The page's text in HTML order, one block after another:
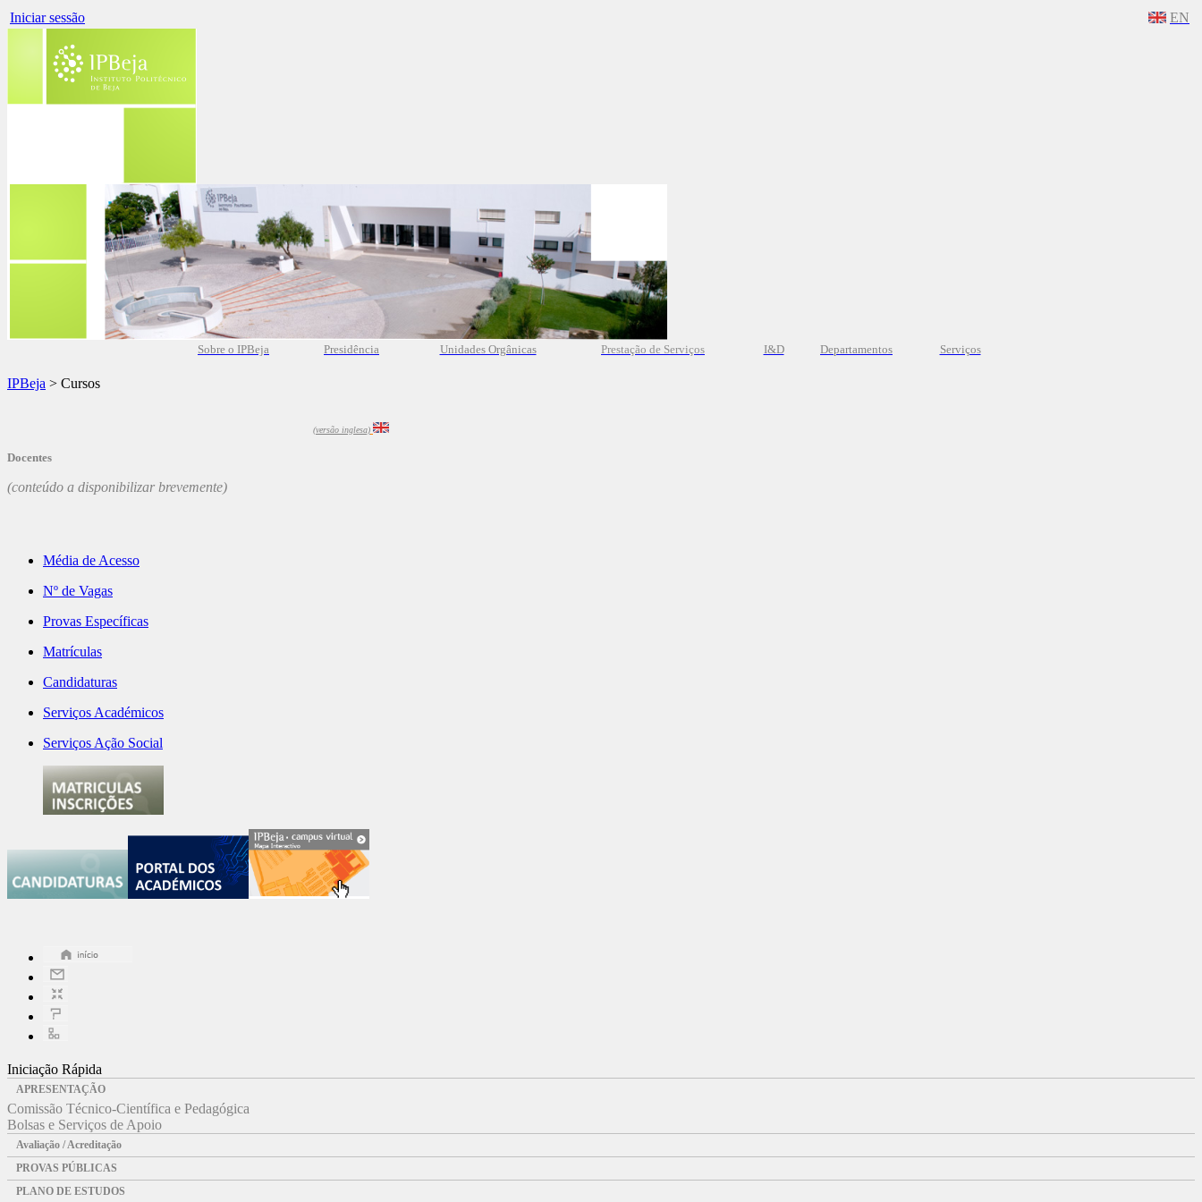
Iniciar sessão EN
Sobre o IPBeja Presidência Unidades Orgânicas Prestação de Serviços I&D Departamentos Serviços
IPBeja > Cursos
(versão inglesa)
Docentes
(conteúdo a disponibilizar brevemente)
Média de Acesso
Nº de Vagas
Provas Específicas
Matrículas
Candidaturas
Serviços Académicos
Serviços Ação Social
Iniciação Rápida
APRESENTAÇÃO
Comissão Técnico-Científica e Pedagógica
Bolsas e Serviços de Apoio
Avaliação / Acreditação
PROVAS PÚBLICAS
PLANO DE ESTUDOS